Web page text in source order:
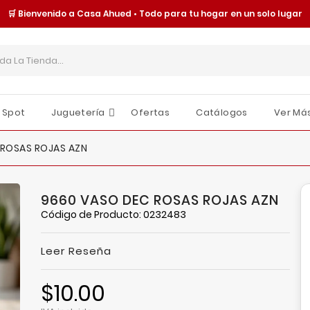
🛒 Bienvenido a Casa Ahued • Todo para tu hogar en un solo lugar
Spot Juguetería Ofertas Catálogos Ver
ROJAS AZN
9660 VASO DEC ROSAS ROJAS AZN
Código de Producto: 0232483
Leer Reseña
$10.00